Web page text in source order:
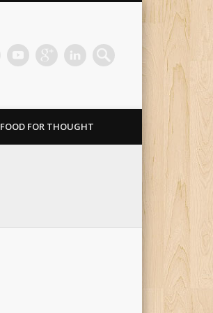
FOOD FOR THOUGHT